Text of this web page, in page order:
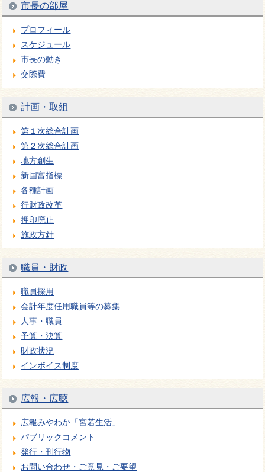
市長の部屋
プロフィール
スケジュール
市長の動き
交際費
計画・取組
第１次総合計画
第２次総合計画
地方創生
新国富指標
各種計画
行財政改革
押印廃止
施政方針
職員・財政
職員採用
会計年度任用職員等の募集
人事・職員
予算・決算
財政状況
インボイス制度
広報・広聴
広報みやわか「宮若生活」
パブリックコメント
発行・刊行物
お問い合わせ・ご意見・ご要望